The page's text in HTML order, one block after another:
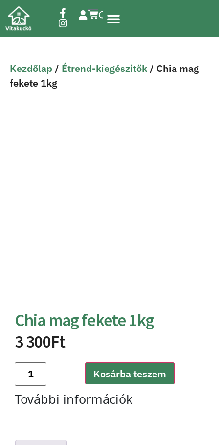
Kezdőlap / Étrend-kiegészítők / Chia mag
fekete 1kg
Chia mag fekete 1kg
3 300Ft
Kosárba teszem
További információk